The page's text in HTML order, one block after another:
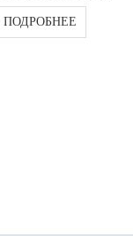
ПОДРОБНЕЕ